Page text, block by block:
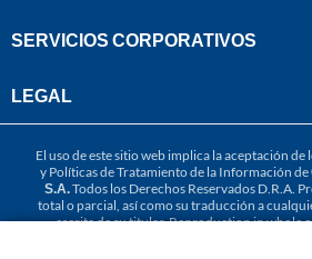
SERVICIOS CORPORATIVOS
LEGAL
El uso de este sitio web implica la aceptación de
y Políticas de Tratamiento de la Información de
S.A.Todos los Derechos Reservados D.R.A.
total o parcial, así como su traducción a
escrita de su titular. Reproduction in whole